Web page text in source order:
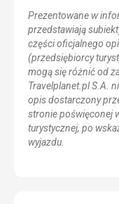
Prezentowane w
przedstawiają
części oficjalnego
(przedsiębiorcy
mogą się różnić od
Travelplanet.pl S.A.
opis dostarczony
stronie poświęconej
turystycznej, po
wyjazdu.